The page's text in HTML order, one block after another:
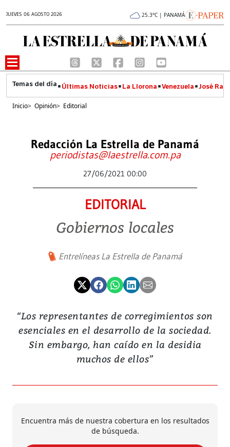
JUEVES 06 AGOSTO 2026 25.3°C | PANAMÁ
Últimas Noticias La Llorona Venezuela José
Inicio> Opinión> Editorial
Redacción La Estrella de Panamá
periodistas@laestrella.com.pa
27/06/2021 00:00
EDITORIAL
Gobiernos locales
Entrelíneas La Estrella de Panamá
“Los representantes de corregimientos son
esenciales en el desarrollo de la sociedad.
Sin embargo, han caído en la desidia
muchos de ellos”
Encuentra más de nuestra cobertura en los resultados
de búsqueda.